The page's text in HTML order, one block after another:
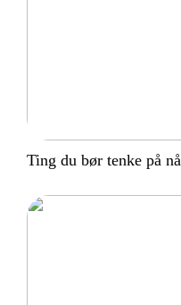
Ting du bør tenke på